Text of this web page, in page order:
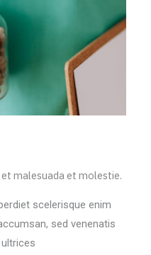
malesuada et molestie.
scelerisque enim
sed venenatis